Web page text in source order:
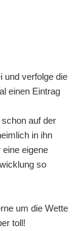
und verfolge die
einen Eintrag
auf der
in ihn
eigene
so
um die Wette
toll!